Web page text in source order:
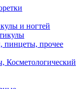
и ногтей
прочее